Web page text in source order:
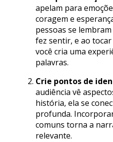
apelam para
coragem e
pessoas se
fez sentir, e ao
você cria uma
palavras.
Crie pontos de
audiência vê
história, ela se
profunda.
comuns torna a
relevante.